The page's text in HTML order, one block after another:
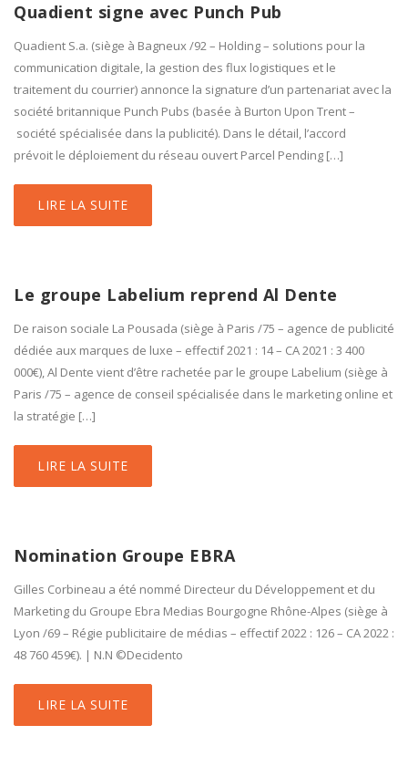
Quadient signe avec Punch Pub
Quadient S.a. (siège à Bagneux /92 – Holding – solutions pour la
communication digitale, la gestion des flux logistiques et le
traitement du courrier) annonce la signature d’un partenariat avec la
société britannique Punch Pubs (basée à Burton Upon Trent –
société spécialisée dans la publicité). Dans le détail, l’accord
prévoit le déploiement du réseau ouvert Parcel Pending […]
LIRE LA SUITE
Le groupe Labelium reprend Al Dente
De raison sociale La Pousada (siège à Paris /75 – agence de publicité
dédiée aux marques de luxe – effectif 2021 : 14 – CA 2021 : 3 400
000€), Al Dente vient d’être rachetée par le groupe Labelium (siège à
Paris /75 – agence de conseil spécialisée dans le marketing online et
la stratégie […]
LIRE LA SUITE
Nomination Groupe EBRA
Gilles Corbineau a été nommé Directeur du Développement et du
Marketing du Groupe Ebra Medias Bourgogne Rhône-Alpes (siège à
Lyon /69 – Régie publicitaire de médias – effectif 2022 : 126 – CA 2022 :
48 760 459€). | N.N ©Decidento
LIRE LA SUITE